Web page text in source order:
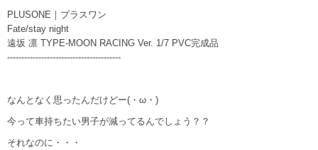
PLUSONE｜プラスワン
Fate/stay night
遠坂 凛 TYPE-MOON RACING Ver. 1/7 PVC完成品
----------------------------------------
なんとなく思ったんだけどー(・ω・)
今って車持ちたい男子が減ってるんでしょう？？
それなのに・・・